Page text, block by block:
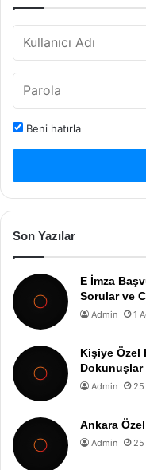
Beni hatırla
Son Yazılar
E İmza
Sorular ve
Admin 1
Kişiye Özel
Dokunuşlar
Admin 25
Ankara
Admin 25